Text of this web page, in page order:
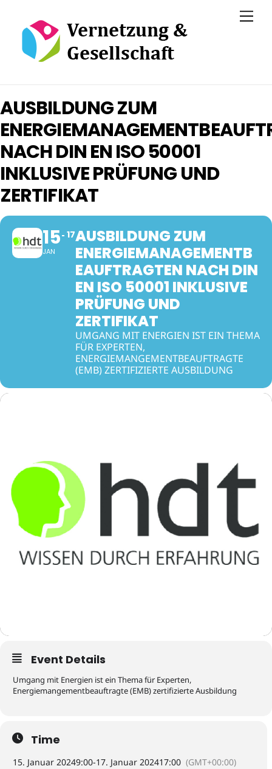
content
AUSBILDUNG ZUM
NACH DIN EN ISO 50001
INKLUSIVE PRÜFUNG UND
ZERTIFIKAT
15
JAN
17AUSBILDUNG ZUM
ENERGIEMANAGEMENTB
EAUFTRAGTEN NACH DIN
EN ISO 50001 INKLUSIVE
PRÜFUNG UND
ZERTIFIKAT
UMGANG MIT ENERGIEN IST EIN THEMA
FÜR EXPERTEN,
ENERGIEMANGEMENTBEAUFTRAGTE
(EMB) ZERTIFIZIERTE AUSBILDUNG
Event Details
Umgang mit Energien ist ein Thema für Experten,
Energiemangementbeauftragte (EMB) zertifizierte Ausbildung
Time
15. Januar 20249:00-17. Januar 202417:00 (GMT+00:00)